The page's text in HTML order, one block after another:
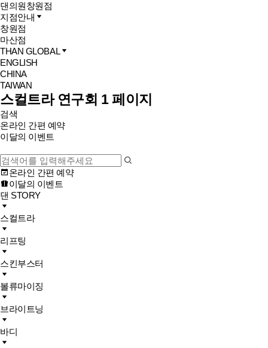
댄의원창원점
지점안내
창원점
마산점
THAN GLOBAL
ENGLISH
CHINA
TAIWAN
스컬트라 연구회 1 페이지
검색
온라인 간편 예약
이달의 이벤트
온라인 간편 예약
이달의 이벤트
댄 STORY
스컬트라
리프팅
스킨부스터
볼류마이징
브라이트닝
바디